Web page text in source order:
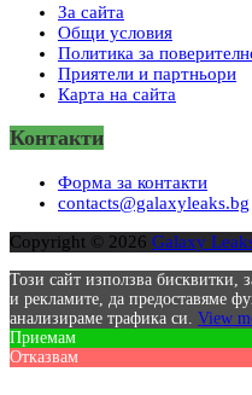
За сайта
Общи условия
Политика за
Приятели и партньори
Карта на сайта
Контакти
Форма за контакти
contacts@galaxyleaks.bg
Copyright © 2026 Galaxy
Този сайт използва бисквитки,
и рекламите, да предоставяме
анализираме трафика си. View
Приемам
Отказвам